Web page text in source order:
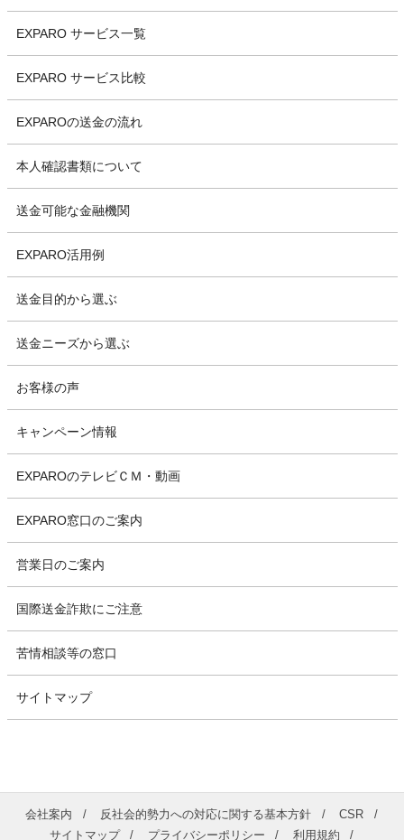
EXPARO サービス一覧
EXPARO サービス比較
EXPAROの送金の流れ
本人確認書類について
送金可能な金融機関
EXPARO活用例
送金目的から選ぶ
送金ニーズから選ぶ
お客様の声
キャンペーン情報
EXPAROのテレビＣＭ・動画
EXPARO窓口のご案内
営業日のご案内
国際送金詐欺にご注意
苦情相談等の窓口
サイトマップ
会社案内 反社会的勢力への対応に関する基本方針
CSR
サイトマップ
プライバシーポリシー 利用規約